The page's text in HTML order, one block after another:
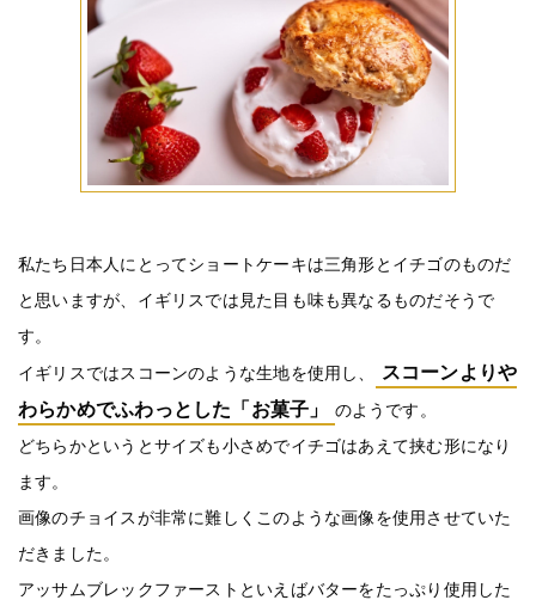
私たち日本人にとってショートケーキは三角形とイチゴのものだ
と思いますが、イギリスでは見た目も味も異なるものだそうで
す。
イギリスではスコーンのような生地を使用し、
スコーンよりや
わらかめでふわっとした「お菓子」
のようです。
どちらかというとサイズも小さめでイチゴはあえて挟む形になり
ます。
画像のチョイスが非常に難しくこのような画像を使用させていた
だきました。
アッサムブレックファーストといえばバターをたっぷり使用した